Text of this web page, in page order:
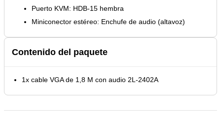
Puerto KVM: HDB-15 hembra
Miniconector estéreo: Enchufe de audio (altavoz)
Contenido del paquete
1x cable VGA de 1,8 M con audio 2L-2402A